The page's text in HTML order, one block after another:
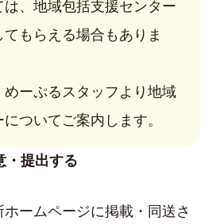
、地域包括支援センター
もらえる場合もありま
ーぷるスタッフより地域
ついてご案内します。
・提出する
ームページに掲載・同送さ